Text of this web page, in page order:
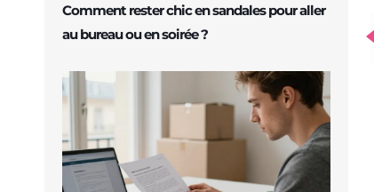
Comment rester chic en sandales pour aller
au bureau ou en soirée ?